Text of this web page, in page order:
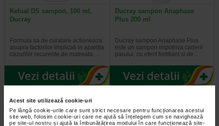
Acest site utilizează cookie-uri
Pe lângă cookie-urile care sunt strict necesare pentru funcționarea acestui
site web, folosim cookie-uri care ne ajută să înțelegem cum se navighează
pe site-ul nostru și ajută la îmbunătățirea modului în care funcționează site-
Kelual DS sampon, 100 ml,
Ducray
Formula sa de curatare actioneaza
asupra factorilor implicati in aparitia
cazurilor recurente de matreata…
Ducray sampon Anaphase
Plus 200 ml
Ducray sampon Anaphase Plus
este un sampon impotriva caderii
parului, cu efect fortifiant si de…
Plătești 2, primești 3